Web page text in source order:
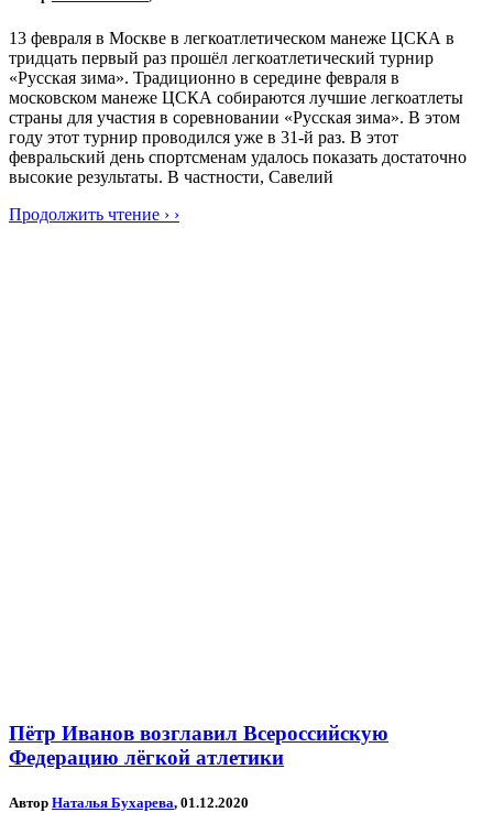
13 февраля в Москве в легкоатлетическом манеже ЦСКА в
тридцать первый раз прошёл легкоатлетический турнир
«Русская зима». Традиционно в середине февраля в
московском манеже ЦСКА собираются лучшие легкоатлеты
страны для участия в соревновании «Русская зима». В этом
году этот турнир проводился уже в 31-й раз. В этот
февральский день спортсменам удалось показать достаточно
высокие результаты. В частности, Савелий
Продолжить чтение › ›
Пётр Иванов возглавил Всероссийскую
Федерацию лёгкой атлетики
Автор Наталья Бухарева, 01.12.2020